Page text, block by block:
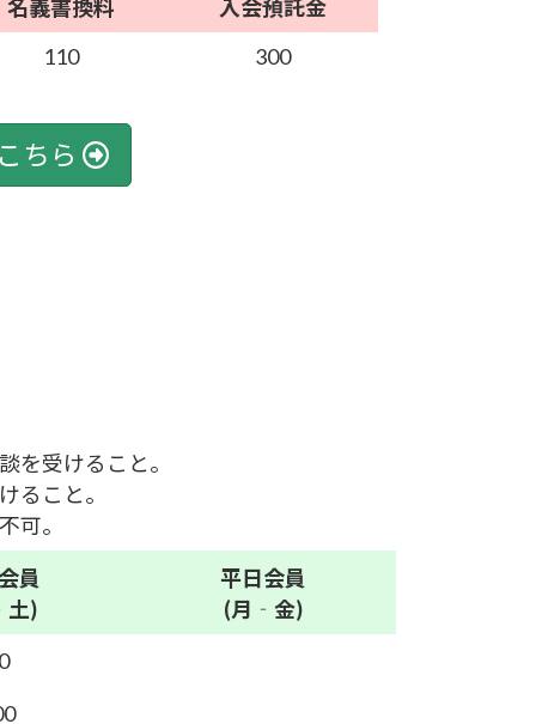
名義書換料
入会預託金
110
300
ちら
を受けること。
ること。
可。
員
)
平日会員
(月‐金)